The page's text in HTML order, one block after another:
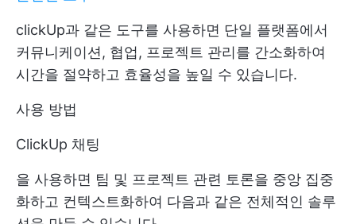
clickUp과 같은 도구를 사용하면 단일 플랫폼에서
커뮤니케이션, 협업, 프로젝트 관리를 간소화하여
시간을 절약하고 효율성을 높일 수 있습니다.
사용 방법
ClickUp 채팅
을 사용하면 팀 및 프로젝트 관련 토론을 중앙 집중
화하고 컨텍스트화하여 다음과 같은 전체적인 솔루